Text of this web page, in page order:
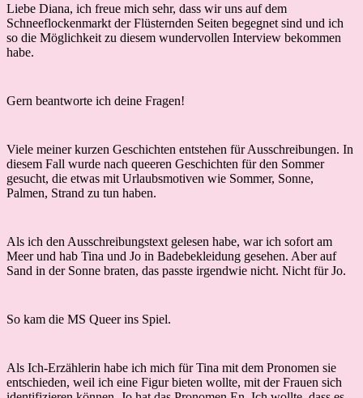
Liebe Diana, ich freue mich sehr, dass wir uns auf dem
Schneeflockenmarkt der Flüsternden Seiten begegnet sind und ich
so die Möglichkeit zu diesem wundervollen Interview bekommen
habe.
Gern beantworte ich deine Fragen!
Viele meiner kurzen Geschichten entstehen für Ausschreibungen. In
diesem Fall wurde nach queeren Geschichten für den Sommer
gesucht, die etwas mit Urlaubsmotiven wie Sommer, Sonne,
Palmen, Strand zu tun haben.
Als ich den Ausschreibungstext gelesen habe, war ich sofort am
Meer und hab Tina und Jo in Badebekleidung gesehen. Aber auf
Sand in der Sonne braten, das passte irgendwie nicht. Nicht für Jo.
So kam die MS Queer ins Spiel.
Als Ich-Erzählerin habe ich mich für Tina mit dem Pronomen sie
entschieden, weil ich eine Figur bieten wollte, mit der Frauen sich